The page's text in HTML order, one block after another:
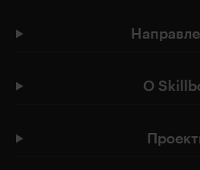
О